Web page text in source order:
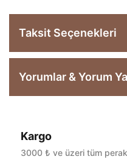
Taksit Seçenekleri
Yorumlar & Yorum
Bu ürüne ilk
Kargo
3000 ₺ ve üzeri tüm